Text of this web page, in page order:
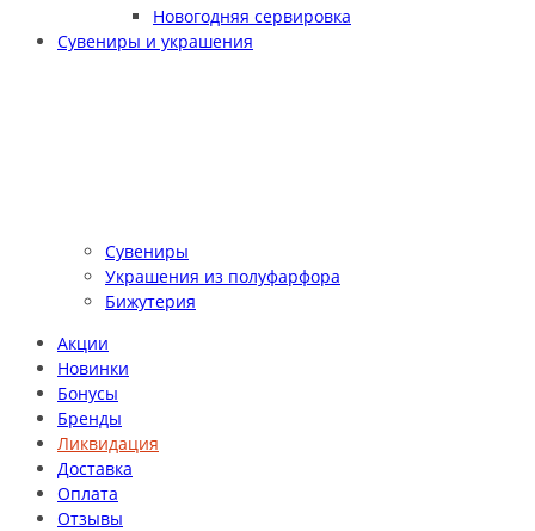
Новогодняя сервировка
Сувениры и украшения
Сувениры
Украшения из полуфарфора
Бижутерия
Акции
Новинки
Бонусы
Бренды
Ликвидация
Доставка
Оплата
Отзывы